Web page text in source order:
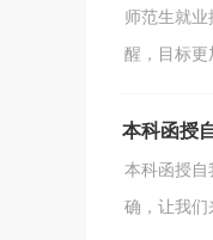
师范生就
醒，目标更
本科函授
本科函授自
确，让我们